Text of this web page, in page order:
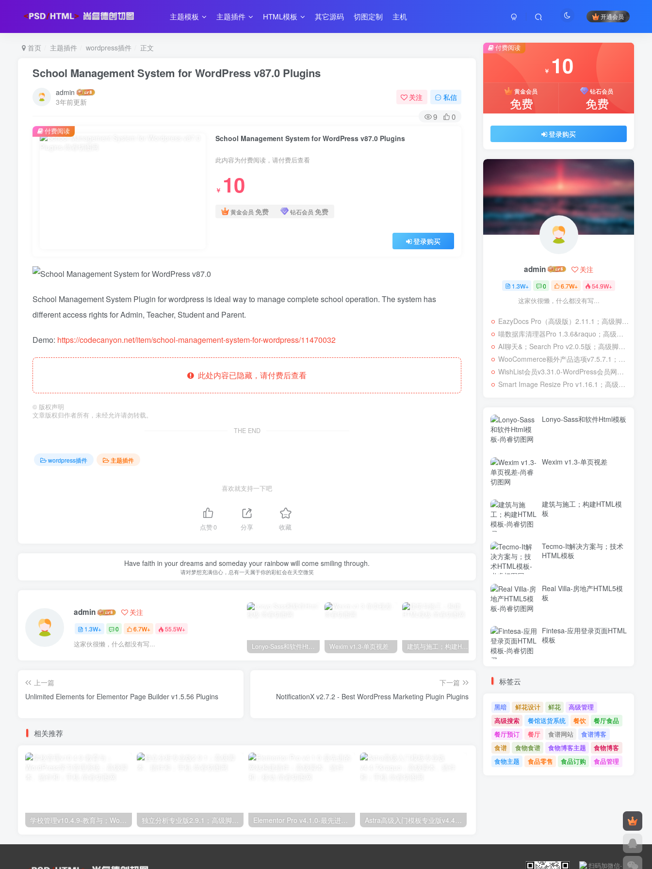
主题模板 主题插件 HTML模板 其它源码 切图定制 主机 开通会员
首页 主题插件 wordpress插件 正文
School Management System for WordPress v87.0 Plugins
admin
3年前更新
关注 私信
9 0
School Management System for WordPress v87.0 Plugins
此内容为付费阅读，请付费后查看
￥ 10
黄金会员 免费 钻石会员 免费
登录购买
付费阅读
School Management System Plugin for wordpress is ideal way to manage complete school operation. The system has
different access rights for Admin, Teacher, Student and Parent.
Demo: https://codecanyon.net/item/school-management-system-for-wordpress/11470032
此处内容已隐藏，请付费后查看
© 版权声明
文章版权归作者所有，未经允许请勿转载。
THE END
wordpress插件 主题插件
喜欢就支持一下吧
点赞0 分享 收藏
Have faith in your dreams and someday your rainbow will come smiling through.
请对梦想充满信心，总有一天属于你的彩虹会在天空微笑
admin 关注
1.3W+ 0 6.7W+ 55.5W+
这家伙很懒，什么都没有写... Lonyo-Sass和软件Html模板 Wexim v1.3-单页视差 建筑与施工；构建HTML模板 Tecmo-It解决方案与；技术HTML模板
上一篇
Unlimited Elements for Elementor Page Builder v1.5.56 Plugins
下一篇
NotificationX v2.7.2 - Best WordPress Marketing Plugin Plugins
相关推荐
学校管理v10.4.9-教育与；WordPress学习管理系统；高级脚本、插件和；手机 独立分析专业版2.9.1；高级脚本、插件和；手机
付费阅读
￥ 10
黄金会员
免费
钻石会员
免费
登录购买
admin 关注
1.3W+ 0 6.7W+ 54.9W+
这家伙很懒，什么都没有写...
EazyDocs Pro（高级版）2.11.1；高级脚本、插件和；移动
喵数据库清理器Pro 1.3.6&raquo；高级脚本、插件和；移动
AI聊天&；Search Pro v2.0.5版；高级脚本、插件和；移动
WooCommerce额外产品选项v7.5.7.1；高级脚本、插件和；移动
WishList会员v3.31.0-WordPress会员网站；高级脚本、插件和；移动
Smart Image Resize Pro v1.16.1；高级脚本、插件和；移动
Lonyo-Sass和软件Html模板
Wexim v1.3-单页视差
建筑与施工；构建HTML模
板
Tecmo-It解决方案与；技术
HTML模板
Real Villa-房地产HTML5模
板
Fintesa-应用登录页面HTML
模板
标签云
黑暗 鲜花设计 鲜花
高级管理
高级搜索
餐馆送货系统 餐饮
餐厅食品
餐厅预订
餐厅 食谱网站
食谱博客
食谱
食物食谱 食物博客主题
食物博客
食物主题
食品零售 食品订购 食品管理